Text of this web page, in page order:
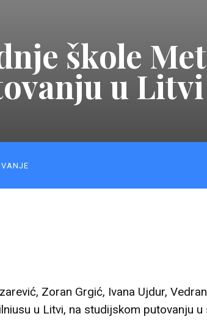
škole
u Litvi
Zoran Grgić, Ivana Ujdur,
u Litvi, na studijskom putovanju u